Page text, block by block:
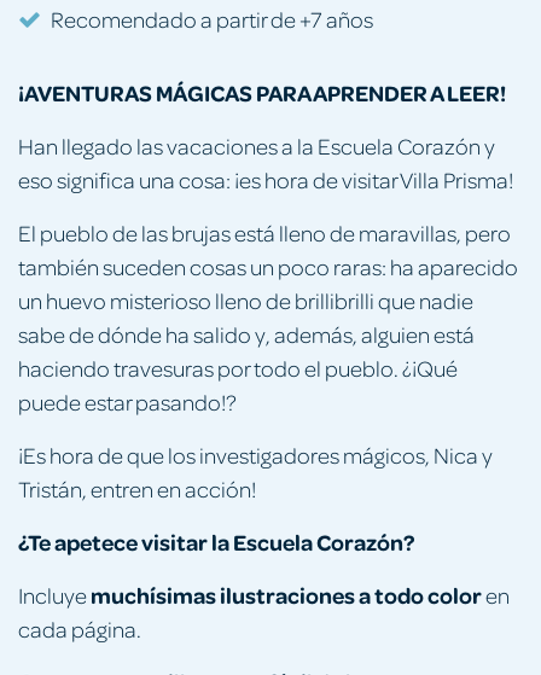
¡AVENTURAS MÁGICAS PARA APRENDER A LEER!
Han llegado las vacaciones a la Escuela Corazón y
eso significa una cosa: ¡es hora de visitar Villa Prisma!
El pueblo de las brujas está lleno de maravillas, pero
también suceden cosas un poco raras: ha aparecido
un huevo misterioso lleno de brillibrilli que nadie
sabe de dónde ha salido y, además, alguien está
haciendo travesuras por todo el pueblo. ¿¡Qué
puede estar pasando!?
¡Es hora de que los investigadores mágicos, Nica y
Tristán, entren en acción!
¿Te apetece visitar la Escuela Corazón?
Incluyemuchísimas ilustraciones a todo coloren
cada página.
Recomendado a partir de +7 años